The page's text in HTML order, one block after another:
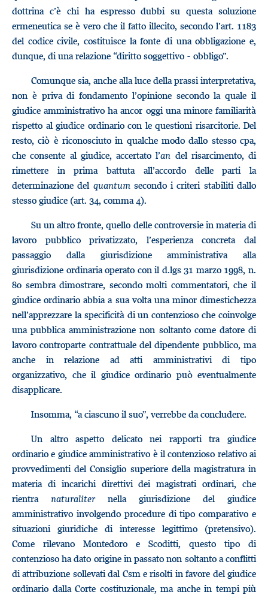
dottrina c’è chi ha espresso dubbi su questa soluzione
ermeneutica se è vero che il fatto illecito, secondo l’art. 1183
del codice civile, costituisce la fonte di una obbligazione e,
dunque, di una relazione “diritto soggettivo - obbligo”.
Comunque sia, anche alla luce della prassi interpretativa,
non è priva di fondamento l’opinione secondo la quale il
giudice amministrativo ha ancor oggi una minore familiarità
rispetto al giudice ordinario con le questioni risarcitorie. Del
resto, ciò è riconosciuto in qualche modo dallo stesso cpa,
che consente al giudice, accertato l’an del risarcimento, di
rimettere in prima battuta all’accordo delle parti la
determinazione del quantumsecondo i criteri stabiliti dallo
stesso giudice (art. 34, comma 4).
Su un altro fronte, quello delle controversie in materia di
lavoro pubblico privatizzato, l’esperienza concreta dal
passaggio dalla giurisdizione amministrativa alla
giurisdizione ordinaria operato con il d.lgs 31 marzo 1998, n.
80 sembra dimostrare, secondo molti commentatori, che il
giudice ordinario abbia a sua volta una minor dimestichezza
nell’apprezzare la specificità di un contenzioso che coinvolge
una pubblica amministrazione non soltanto come datore di
lavoro controparte contrattuale del dipendente pubblico, ma
anche in relazione ad atti amministrativi di tipo
organizzativo, che il giudice ordinario può eventualmente
disapplicare.
Insomma, “a ciascuno il suo”, verrebbe da concludere.
Un altro aspetto delicato nei rapporti tra giudice
ordinario e giudice amministrativo è il contenzioso relativo ai
provvedimenti del Consiglio superiore della magistratura in
materia di incarichi direttivi dei magistrati ordinari, che
rientra naturaliter nella giurisdizione del giudice
amministrativo involgendo procedure di tipo comparativo e
situazioni giuridiche di interesse legittimo (pretensivo).
Come rilevano Montedoro e Scoditti, questo tipo di
contenzioso ha dato origine in passato non soltanto a conflitti
di attribuzione sollevati dal Csm e risolti in favore del giudice
ordinario dalla Corte costituzionale, ma anche in tempi più